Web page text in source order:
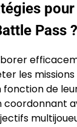
Pass ?
les missions
de
coordonnant